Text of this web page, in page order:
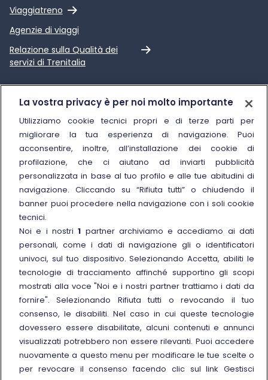
Viaggiatreno
Link esterno
Agenzie di viaggi
Relazione sulla Qualità dei
servizi di Trenitalia
Link esterno
Chi siamo
Sostenibilità
Trenitalia for Business
Manuale di Conservazione
Link esterno
Carriere
Link esterno
La Freccia Mag
Link esterno
Noleggia un treno charter
Viaggi di gruppo
Seguici sui social
La vostra privacy è per noi molto importante
Utilizziamo cookie tecnici propri e di terze parti per
migliorare la tua esperienza di navigazione. Puoi
acconsentire, inoltre, all’installazione dei cookie di
profilazione, che ci aiutano ad inviarti pubblicità
personalizzata in base al tuo profilo e alle tue abitudini di
navigazione. Cliccando su “Rifiuta tutti” o chiudendo il
banner puoi procedere nella navigazione con i soli cookie
tecnici.
Noi e i nostri1 partner archiviamo e accediamo ai dati
personali, come i dati di navigazione gli o identificatori
univoci, sul tuo dispositivo. Selezionando Accetta, abiliti le
tecnologie di tracciamento affinché supportino gli scopi
mostrati alla voce "Noi e i nostri partner trattiamo i dati da
fornire". Selezionando Rifiuta tutti o revocando il tuo
consenso, le disabiliti. Nel caso in cui queste tecnologie
dovessero essere disabilitate, alcuni contenuti e annunci
visualizzati potrebbero non essere rilevanti. Puoi accedere
nuovamente a questo menu per modificare le tue scelte o
per revocare il consenso facendo clic sul link Gestisci